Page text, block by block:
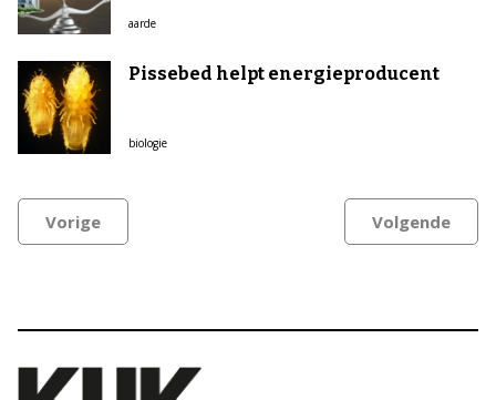
aarde
Pissebed helpt energieproducent
biologie
Vorige Volgende